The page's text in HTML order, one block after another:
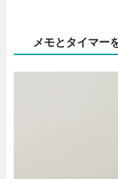
メモとタイマー